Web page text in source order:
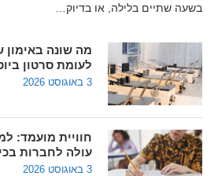
בשעה שתיים בלילה, או בדיוק…
מה שונה באימון
לעומת סרטון
3 באוגוסט 2026
חוויית מועמד:
עולה לחברות
3 באוגוסט 2026